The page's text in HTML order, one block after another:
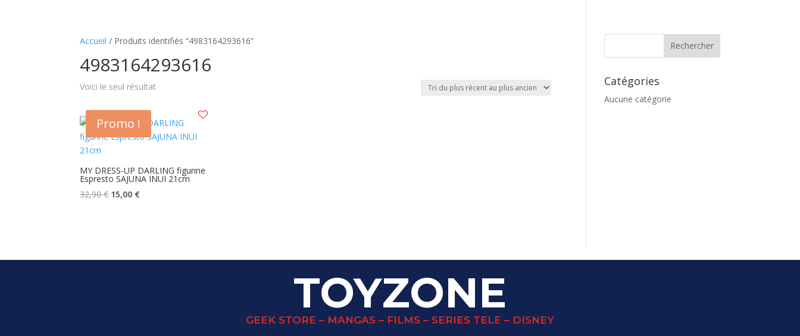
Accueil / Produits identifiés “4983164293616”
4983164293616
Voici le seul résultat
Promo !
MY DRESS-UP DARLING figurine
Espresto SAJUNA INUI 21cm
32,90€ Le
15,00 €Le
Catégories
Aucune catégorie
TOYZONE
GEEK STORE – MANGAS – FILMS – SERIES TELE – DISNEY